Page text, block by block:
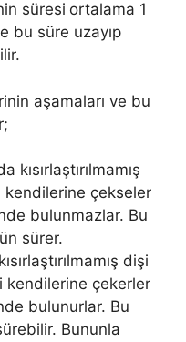
süresi ortalama 1
bu süre uzayıp
aşamaları ve bu
kısırlaştırılmamış
çekseler
bulunmazlar. Bu
sürer.
dişi
kendilerine çekerler
bulunurlar. Bu
Bununla